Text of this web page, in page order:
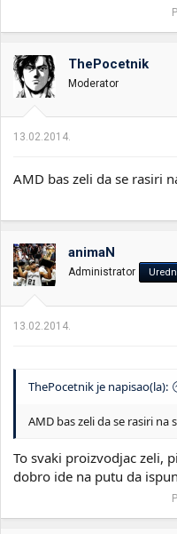
ThePocetnik
Moderator
13.02.2014.
AMD bas zeli da se rasiri
animaN
Administrator
13.02.2014.
ThePocetnik je napisao(la):
AMD bas zeli da se rasiri
To svaki proizvodjac zeli,
dobro ide na putu da